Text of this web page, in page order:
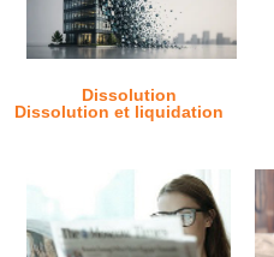
Dissolution
Dissolution et liquidation